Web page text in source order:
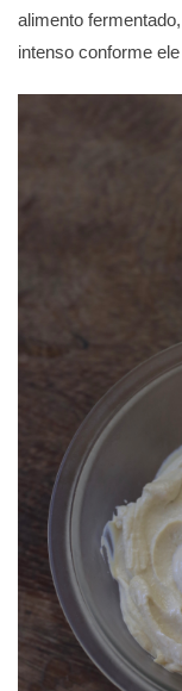
alimento
intenso conforme